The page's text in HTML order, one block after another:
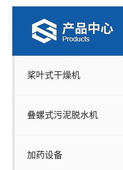
桨叶式干燥机
叠螺式污泥脱水机
加药设备